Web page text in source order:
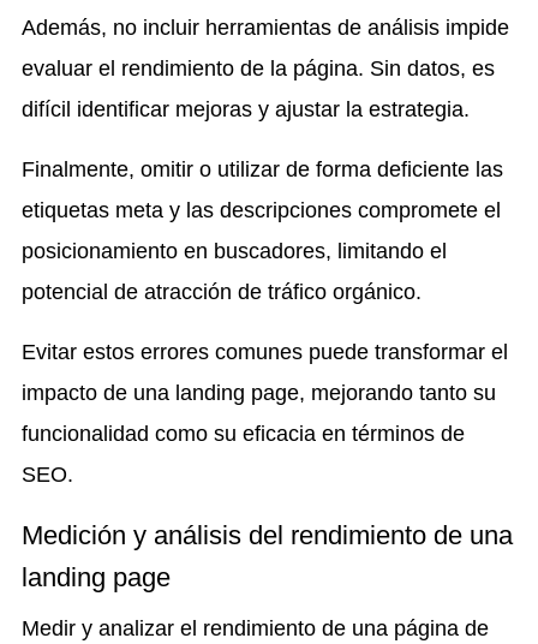
Además, no incluir herramientas de análisis impide
evaluar el rendimiento de la página. Sin datos, es
difícil identificar mejoras y ajustar la estrategia.
Finalmente, omitir o utilizar de forma deficiente las
etiquetas meta y las descripciones compromete el
posicionamiento en buscadores, limitando el
potencial de atracción de tráfico orgánico.
Evitar estos errores comunes puede transformar el
impacto de una landing page, mejorando tanto su
funcionalidad como su eficacia en términos de
SEO.
Medición y análisis del rendimiento de una
landing page
Medir y analizar el rendimiento de una página de